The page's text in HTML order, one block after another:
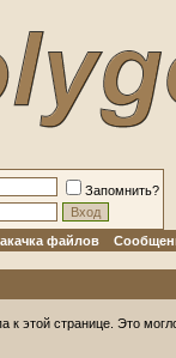
Запомнить?
файлов
к этой странице. Это